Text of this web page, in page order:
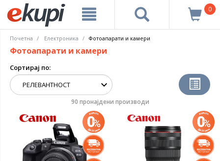
0
Почетна Електроника Фотоапарати и камери
Фотоапарати и камери
Сортирај по:
90 пронајдени производи